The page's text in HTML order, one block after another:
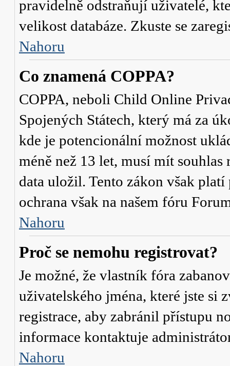
pravidelně odstraňují uživatelé,
velikost databáze. Zkuste se
Nahoru
Co znamená COPPA?
COPPA, neboli Child Online
Spojených Státech, který má za
kde je potencionální možnost
méně než 13 let, musí mít
data uložil. Tento zákon však
ochrana však na našem fóru
Nahoru
Proč se nemohu registrovat?
Je možné, že vlastník fóra
uživatelského jména, které jste
registrace, aby zabránil přístupu
informace kontaktuje
Nahoru